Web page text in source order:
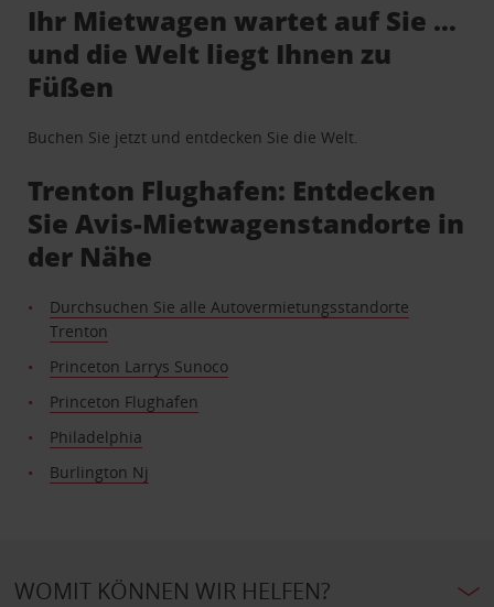
Ihr Mietwagen wartet auf Sie …
und die Welt liegt Ihnen zu
Füßen
Buchen Sie jetzt und entdecken Sie die Welt.
Trenton Flughafen: Entdecken
Sie Avis-Mietwagenstandorte in
der Nähe
Durchsuchen Sie alle Autovermietungsstandorte
Trenton
Princeton Larrys Sunoco
Princeton Flughafen
Philadelphia
Burlington Nj
WOMIT KÖNNEN WIR HELFEN?